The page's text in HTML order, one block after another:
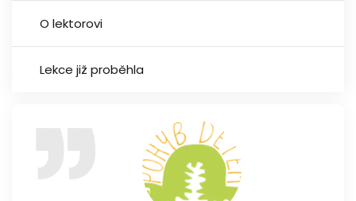
O lektorovi
Lekce již proběhla